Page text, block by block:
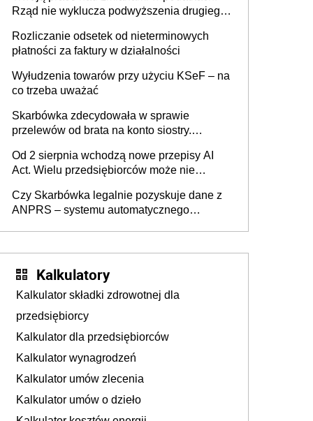
Rząd nie wyklucza podwyższenia drugiego
Rozliczanie odsetek od nieterminowych
płatności za faktury w działalności
Wyłudzenia towarów przy użyciu KSeF – na
co trzeba uważać
Skarbówka zdecydowała w sprawie
przelewów od brata na konto siostry.
darowizna, ale podatku jednak nie będzie
Od 2 sierpnia wchodzą nowe przepisy AI
Act. Wielu przedsiębiorców może nie
Czy Skarbówka legalnie pozyskuje dane z
ANPRS – systemu automatycznego
Kalkulatory
Kalkulator składki zdrowotnej dla
przedsiębiorcy
Kalkulator dla przedsiębiorców
Kalkulator wynagrodzeń
Kalkulator umów zlecenia
Kalkulator umów o dzieło